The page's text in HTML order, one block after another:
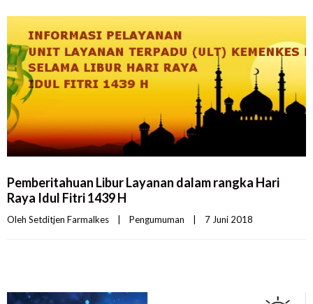
Pemberitahuan Libur Layanan dalam rangka Hari
Raya Idul Fitri 1439 H
Oleh Setditjen Farmalkes Pengumuman 7 Juni 2018